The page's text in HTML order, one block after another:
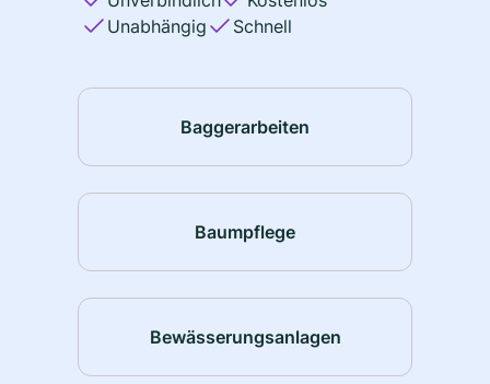
Unabhängig
Schnell
Baggerarbeiten
Baumpflege
Bewässerungsanlagen